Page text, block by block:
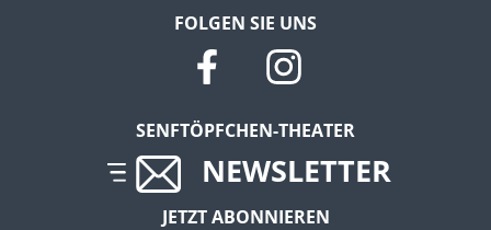
FOLGEN SIE UNS
SENFTÖPFCHEN-THEATER
NEWSLETTER
JETZT ABONNIEREN